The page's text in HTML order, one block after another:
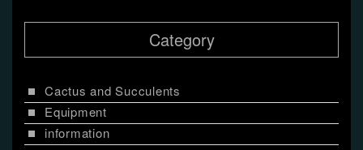
Category
Cactus and Succulents
Equipment
information